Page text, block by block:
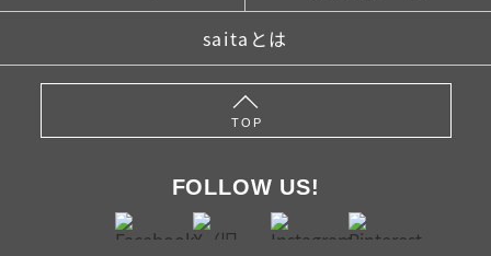
saitaとは
TOP
FOLLOW US!